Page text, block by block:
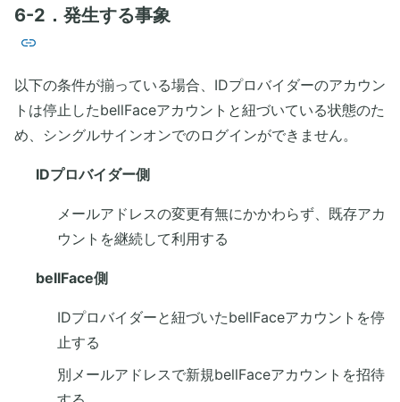
6-2．発生する事象
以下の条件が揃っている場合、IDプロバイダーのアカウン
トは停止したbellFaceアカウントと紐づいている状態のた
め、シングルサインオンでのログインができません。
IDプロバイダー側
メールアドレスの変更有無にかかわらず、既存アカ
ウントを継続して利用する
bellFace側
IDプロバイダーと紐づいたbellFaceアカウントを停
止する
別メールアドレスで新規bellFaceアカウントを招待